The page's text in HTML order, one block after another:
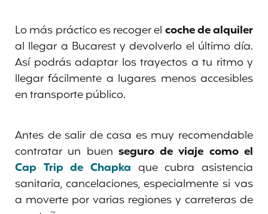
Lo más práctico es recoger el coche de alquiler
al llegar a Bucarest y devolverlo el último día.
Así podrás adaptar los trayectos a tu ritmo y
llegar fácilmente a lugares menos accesibles
en transporte público.
Antes de salir de casa es muy recomendable
contratar un buen seguro de viaje como el
Cap Trip de Chapka que cubra asistencia
sanitaria, cancelaciones, especialmente si vas
a moverte por varias regiones y carreteras de